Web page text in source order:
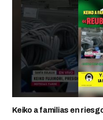
Keiko a familias en